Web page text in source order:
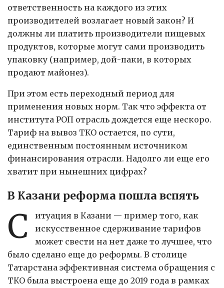
ответственность на каждого из этих
производителей возлагает новый закон? И
должны ли платить производители пищевых
продуктов, которые могут сами производить
упаковку (например, дой-паки, в которых
продают майонез).
При этом есть переходный период для
применения новых норм. Так что эффекта от
института РОП отрасль дождется еще нескоро.
Тариф на вывоз ТКО остается, по сути,
единственным постоянным источником
финансирования отрасли. Надолго ли еще его
хватит при нынешних цифрах?
В Казани реформа пошла вспять
С
итуация в Казани — пример того, как
искусственное сдерживание тарифов
может свести на нет даже то лучшее, что
было сделано еще до реформы. В столице
Татарстана эффективная система обращения с
ТКО была выстроена еще до 2019 года в рамках